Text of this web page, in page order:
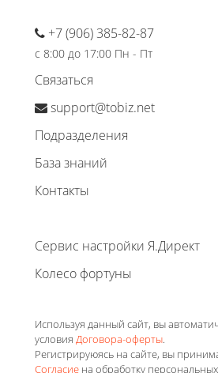
+7 (906) 385-82-87
с 8:00 до 17:00 Пн - Пт
Связаться
support@tobiz.net
Подразделения
База знаний
Контакты
Сервис настройки Я.Директ
Колесо фортуны
Используя данный сайт, вы
условия Договора-оферты.
Регистрируюясь на сайте, вы
Согласие на обработку